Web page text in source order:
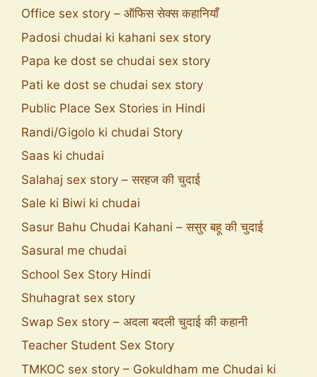
Office sex story – ऑफिस सेक्स कहानियाँ
Padosi chudai ki kahani sex story
Papa ke dost se chudai sex story
Pati ke dost se chudai sex story
Public Place Sex Stories in Hindi
Randi/Gigolo ki chudai Story
Saas ki chudai
Salahaj sex story – सरहज की चुदाई
Sale ki Biwi ki chudai
Sasur Bahu Chudai Kahani – ससुर बहू की चुदाई
Sasural me chudai
School Sex Story Hindi
Shuhagrat sex story
Swap Sex story – अदला बदली चुदाई की कहानी
Teacher Student Sex Story
TMKOC sex story – Gokuldham me Chudai ki